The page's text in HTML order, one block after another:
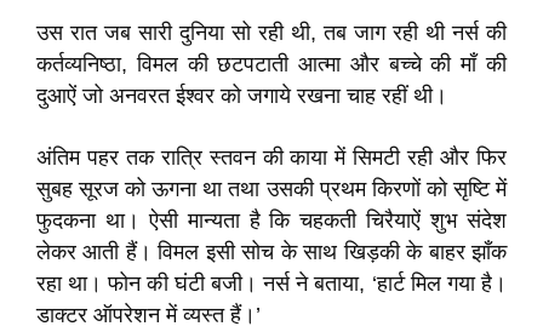
उस रात जब सारी दुनिया सो रही थी, तब जाग रही थी नर्स की
कर्तव्यनिष्ठा, विमल की छटपटाती आत्मा और बच्चे की माँ की
दुआऐं जो अनवरत ईश्वर को जगाये रखना चाह रहीं थी।
अंतिम पहर तक रात्रि स्तवन की काया में सिमटी रही और फिर
सुबह सूरज को ऊगना था तथा उसकी प्रथम किरणों को सृष्टि में
फुदकना था। ऐसी मान्यता है कि चहकती चिरैयाऐं शुभ संदेश
लेकर आती हैं। विमल इसी सोच के साथ खिड़की के बाहर झाँक
रहा था। फोन की घंटी बजी। नर्स ने बताया, ‘हार्ट मिल गया है।
डाक्टर ऑपरेशन में व्यस्त हैं।’